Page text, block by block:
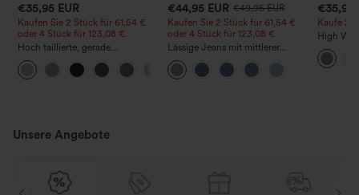
€35,95 EUR
Kaufen Sie 2 Stück für 61,54 €
oder 4 Stück für 123,08 €.
Hoch taillierte, gerade
geschnittene, legere Leinen-
Optik-Hose mit Taschen
€44,95 EUR €49,95 EUR
Kaufen Sie 2 Stück für 61,54 €
oder 4 Stück für 123,08 €.
Lässige Jeans mit mittlerer
Bundhöhe, Kordelzug und
Taschen
€35,95
Kaufe 2,
High
Straight
Unsere Angebote